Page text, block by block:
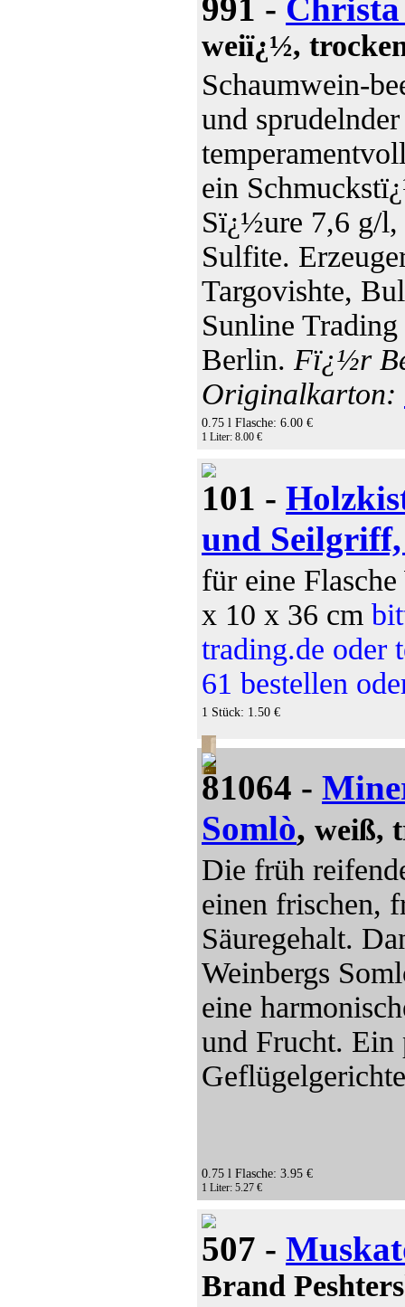
991 - Christa
weiï¿½,
Schaumwein-
und
ein
Sï¿½ure 7,6 g/
Sulfite.
Targovishte,
Sunline
Berlin. Fï¿½r
Originalkarton:
0.75 l Flasche: 6.00 €
1 Liter: 8.00 €
101 -
und
für eine
x 10 x 36 cm
trading.de oder
61 bestellen
1 Stück: 1.50 €
81064 -
Somlò, weiß,
Die früh
einen frischen,
Säuregehalt.
Weinbergs
eine
und Frucht. Ein
0.75 l Flasche: 3.95 €
1 Liter: 5.27 €
507 -
Brand